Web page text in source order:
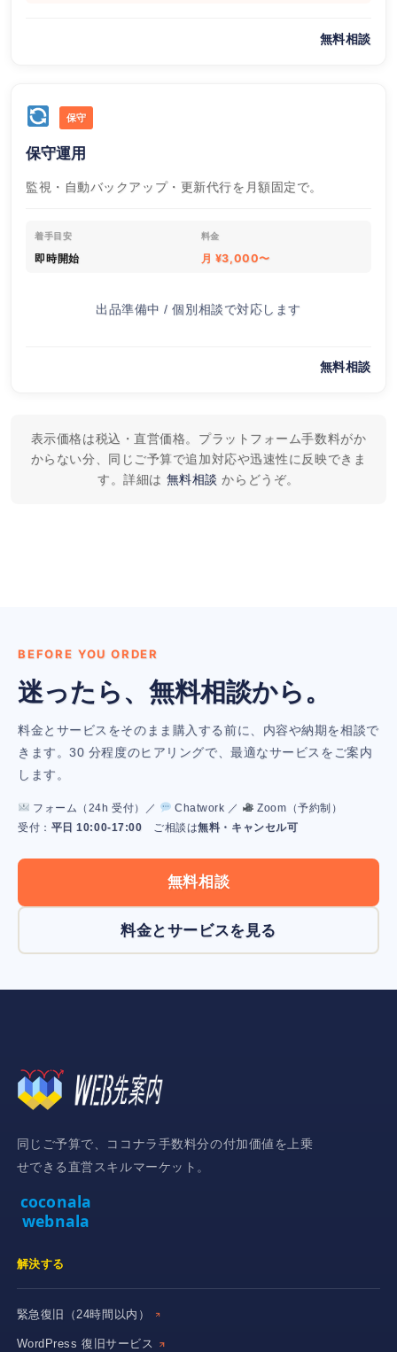
無料相談
保守
保守運用
監視・自動バックアップ・更新代行を月額固定で。
着手目安
即時開始
料金
月 ¥3,000〜
出品準備中 / 個別相談で対応します
無料相談
表示価格は税込・直営価格。プラットフォーム手数料がか
からない分、同じご予算で追加対応や迅速性に反映できま
す。詳細は 無料相談 からどうぞ。
BEFORE YOU ORDER
迷ったら、無料相談から。
料金とサービスをそのまま購入する前に、内容や納期を相談で
きます。30 分程度のヒアリングで、最適なサービスをご案内
します。
フォーム（24h 受付）／ Chatwork ／
Zoom（予約制）
受付： 平日 10:00-17:00 ご相談は無料・キャンセル可
無料相談
料金とサービスを見る
同じご予算で、ココナラ手数料分の付加価値を上乗
せできる直営スキルマーケット。
coconala
webnala
解決する
緊急復旧（24時間以内）
WordPress 復旧サービス